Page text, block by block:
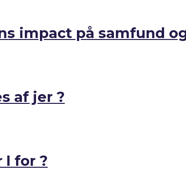
impact på samfund
af jer ?
I for ?